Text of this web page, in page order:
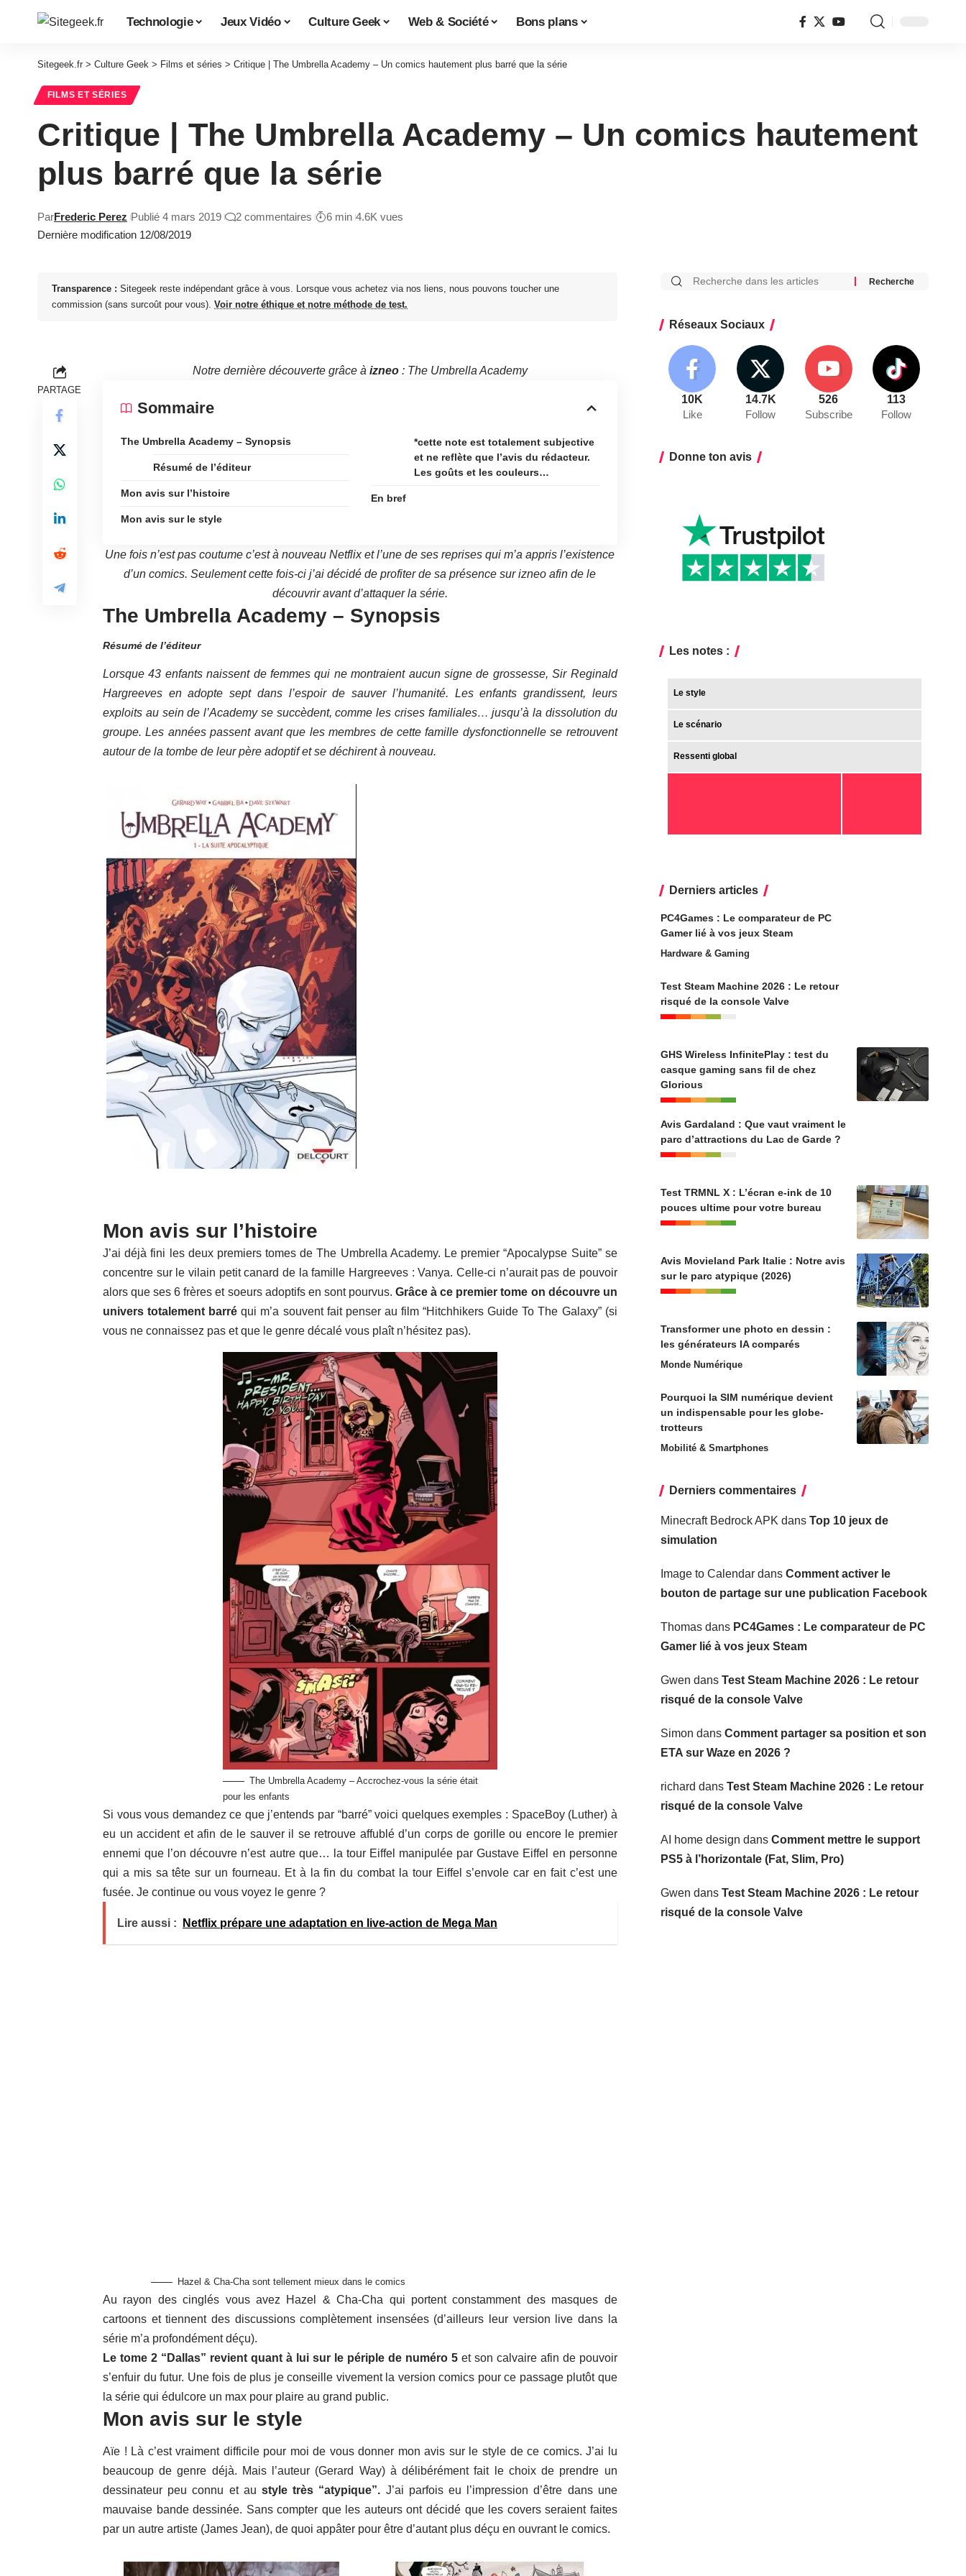
Technologie Jeux Vidéo Culture Geek Web & Société Bons plans
Sitegeek.fr > Culture Geek > Films et séries > Critique | The Umbrella Academy – Un comics hautement plus barré que la série
FILMS ET SÉRIES
Critique | The Umbrella Academy – Un comics hautement
plus barré que la série
Dernière modification 12/08/2019
ParFrederic Perez Publié 4 mars 2019 2 commentaires 6 min 4.6K vues
Transparence : Sitegeek reste indépendant grâce à vous. Lorsque vous achetez via nos liens, nous pouvons toucher une
commission (sans surcoût pour vous). Voir notre éthique et notre méthode de test.
PARTAGE
Notre dernière découverte grâce à izneo: The Umbrella Academy
Sommaire
The Umbrella Academy – Synopsis
Résumé de l’éditeur
Mon avis sur l’histoire
Mon avis sur le style
*cette note est totalement subjective
et ne reflète que l’avis du rédacteur.
Les goûts et les couleurs…
En bref
Une fois n’est pas coutume c’est à nouveau Netflix et l’une de ses reprises qui m’a appris l’existence
d’un comics. Seulement cette fois-ci j’ai décidé de profiter de sa présence sur izneo afin de le
découvrir avant d’attaquer la série.
The Umbrella Academy – Synopsis
Résumé de l’éditeur
Lorsque 43 enfants naissent de femmes qui ne montraient aucun signe de grossesse, Sir Reginald
Hargreeves en adopte sept dans l’espoir de sauver l’humanité. Les enfants grandissent, leurs
exploits au sein de l’Academy se succèdent, comme les crises familiales… jusqu’à la dissolution du
groupe. Les années passent avant que les membres de cette famille dysfonctionnelle se retrouvent
autour de la tombe de leur père adoptif et se déchirent à nouveau.
Mon avis sur l’histoire
J’ai déjà fini les deux premiers tomes de The Umbrella Academy. Le premier “Apocalypse Suite” se
concentre sur le vilain petit canard de la famille Hargreeves : Vanya. Celle-ci n’aurait pas de pouvoir
alors que ses 6 frères et soeurs adoptifs en sont pourvus.Grâce à ce premier tome on découvre un
univers totalement barré qui m’a souvent fait penser au film “Hitchhikers Guide To The Galaxy” (si
vous ne connaissez pas et que le genre décalé vous plaît n’hésitez pas).
The Umbrella Academy – Accrochez-vous la série était
pour les enfants
Si vous vous demandez ce que j’entends par “barré” voici quelques exemples : SpaceBoy (Luther) à
eu un accident et afin de le sauver il se retrouve affublé d’un corps de gorille ou encore le premier
ennemi que l’on découvre n’est autre que… la tour Eiffel manipulée par Gustave Eiffel en personne
qui a mis sa tête sur un fourneau. Et à la fin du combat la tour Eiffel s’envole car en fait c’est une
fusée. Je continue ou vous voyez le genre ?
Lire aussi : Netflix prépare une adaptation en live-action de Mega Man
Hazel & Cha-Cha sont tellement mieux dans le comics
Au rayon des cinglés vous avez Hazel & Cha-Cha qui portent constamment des masques de
cartoons et tiennent des discussions complètement insensées (d’ailleurs leur version live dans la
série m’a profondément déçu).
Le tome 2 “Dallas” revient quant à lui sur le périple de numéro 5et son calvaire afin de pouvoir
s’enfuir du futur. Une fois de plus je conseille vivement la version comics pour ce passage plutôt que
la série qui édulcore un max pour plaire au grand public.
Mon avis sur le style
Aïe ! Là c’est vraiment difficile pour moi de vous donner mon avis sur le style de ce comics. J’ai lu
beaucoup de genre déjà. Mais l’auteur (Gerard Way) à délibérément fait le choix de prendre un
dessinateur peu connu et au style très “atypique”. J’ai parfois eu l’impression d’être dans une
mauvaise bande dessinée. Sans compter que les auteurs ont décidé que les covers seraient faites
par un autre artiste (James Jean), de quoi appâter pour être d’autant plus déçu en ouvrant le comics.
Réseaux Sociaux
10K
Like
14.7K
Follow
526
Subscribe
113
Follow
Donne ton avis
Les notes :
Le style
Le scénario
Ressenti global
Derniers articles
PC4Games : Le comparateur de PC
Gamer lié à vos jeux Steam
Hardware & Gaming
Test Steam Machine 2026 : Le retour
risqué de la console Valve
GHS Wireless InfinitePlay : test du
casque gaming sans fil de chez
Glorious
Avis Gardaland : Que vaut vraiment le
parc d’attractions du Lac de Garde ?
Test TRMNL X : L’écran e-ink de 10
pouces ultime pour votre bureau
Avis Movieland Park Italie : Notre avis
sur le parc atypique (2026)
Transformer une photo en dessin :
les générateurs IA comparés
Monde Numérique
Pourquoi la SIM numérique devient
un indispensable pour les globe-
trotteurs
Mobilité & Smartphones
Derniers commentaires
Minecraft Bedrock APK dans Top 10 jeux de
simulation
Image to Calendardans Comment activer le
bouton de partage sur une publication Facebook
Thomasdans PC4Games : Le comparateur de PC
Gamer lié à vos jeux Steam
Gwen dans Test Steam Machine 2026 : Le retour
risqué de la console Valve
Simon dans Comment partager sa position et son
ETA sur Waze en 2026 ?
richard dans Test Steam Machine 2026 : Le retour
risqué de la console Valve
AI home design dans Comment mettre le support
PS5 à l’horizontale (Fat, Slim, Pro)
Gwen dans Test Steam Machine 2026 : Le retour
risqué de la console Valve